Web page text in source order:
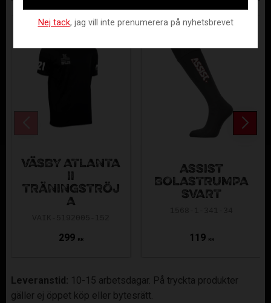
VÄSBY ATLANTA
II
TRÄNINGSTRÖJ
A
299 KR
ASSIST
BOLASTRUMPA
SVART
119 KR
Leveranstid: 10-15 arbetsdagar. På tryckta produkter
gäller ej öppet köp eller bytesrätt.
Nej tack, jag vill inte prenumerera på nyhetsbrevet